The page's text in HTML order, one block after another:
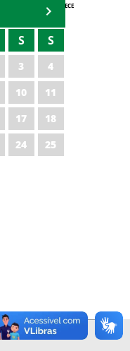
AGENDA IPECE
S S
3
4
10
11
17
18
24
25